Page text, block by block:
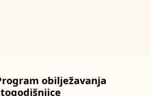
obilježavanja